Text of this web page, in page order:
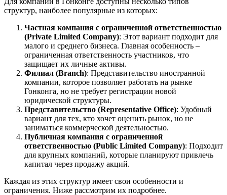
структур, наиболее популярные из которых:
Частная компания с ограниченной ответственностью
(Private Limited Company): Этот вариант подходит для
малого и среднего бизнеса. Главная особенность –
ограниченная ответственность участников, что
защищает их личные активы.
Филиал (Branch): Представительство иностранной
компании, которое позволяет работать на рынке
Гонконга, но не требует регистрации новой
юридической структуры.
Представительство (Representative Office): Удобный
вариант для тех, кто хочет оценить рынок, но не
заниматься коммерческой деятельностью.
Публичная компания с ограниченной
ответственностью (Public Limited Company): Подходит
для крупных компаний, которые планируют привлечь
капитал через продажу акций.
Каждая из этих структур имеет свои особенности и
ограничения. Ниже рассмотрим их подробнее.